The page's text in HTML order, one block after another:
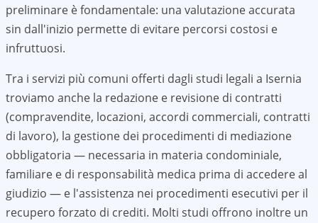
preliminare è fondamentale: una valutazione accurata
sin dall'inizio permette di evitare percorsi costosi e
infruttuosi.
Tra i servizi più comuni offerti dagli studi legali a Isernia
troviamo anche la redazione e revisione di contratti
(compravendite, locazioni, accordi commerciali, contratti
di lavoro), la gestione dei procedimenti di mediazione
obbligatoria — necessaria in materia condominiale,
familiare e di responsabilità medica prima di accedere al
giudizio — e l'assistenza nei procedimenti esecutivi per il
recupero forzato di crediti. Molti studi offrono inoltre un